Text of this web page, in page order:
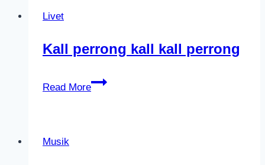
Livet
Kall perrong kall kall perrong
Read More
Kall
Musik